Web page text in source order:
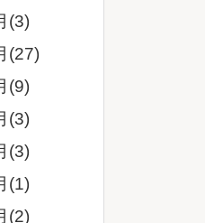
(3)
(27)
(9)
(3)
(3)
(1)
(2)